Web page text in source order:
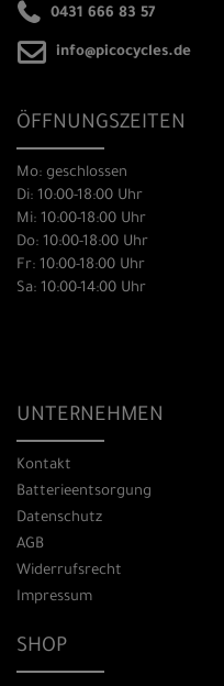
0431 666 83 57
info@picocycles.de
ÖFFNUNGSZEITEN
Mo: geschlossen
Di: 10:00-18:00 Uhr
Mi: 10:00-18:00 Uhr
Do: 10:00-18:00 Uhr
Fr: 10:00-18:00 Uhr
Sa: 10:00-14:00 Uhr
UNTERNEHMEN
Kontakt
Batterieentsorgung
Datenschutz
AGB
Widerrufsrecht
Impressum
SHOP